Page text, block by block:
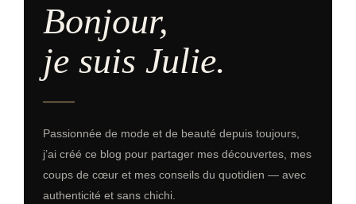
Bonjour,
je suis Julie.
Passionnée de mode et de beauté depuis toujours,
j’ai créé ce blog pour partager mes découvertes, mes
coups de cœur et mes conseils du quotidien — avec
authenticité et sans chichi.